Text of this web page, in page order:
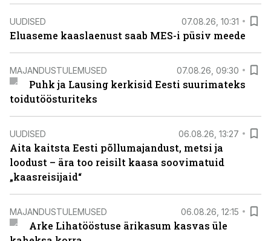
UUDISED 07.08.26, 10:31
Eluaseme kaaslaenust saab MES-i püsiv meede
MAJANDUSTULEMUSED 07.08.26, 09:30
Puhk ja Lausing kerkisid Eesti suurimateks
toidutöösturiteks
UUDISED 06.08.26, 13:27
Aita kaitsta Eesti põllumajandust, metsi ja
loodust – ära too reisilt kaasa soovimatuid
„kaasreisijaid“
MAJANDUSTULEMUSED 06.08.26, 12:15
Arke Lihatööstuse ärikasum kasvas üle